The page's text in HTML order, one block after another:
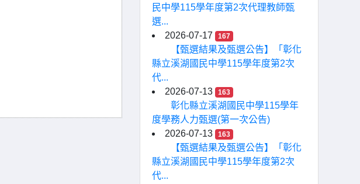
民中學115學年度第2次代理教師甄
選...
2026-07-17
167
【甄選結果及甄選公告】「彰化
縣立溪湖國民中學115學年度第2次
代...
2026-07-13
163
彰化縣立溪湖國民中學115學年
度學務人力甄選(第一次公告)
2026-07-13
163
【甄選結果及甄選公告】「彰化
縣立溪湖國民中學115學年度第2次
代...